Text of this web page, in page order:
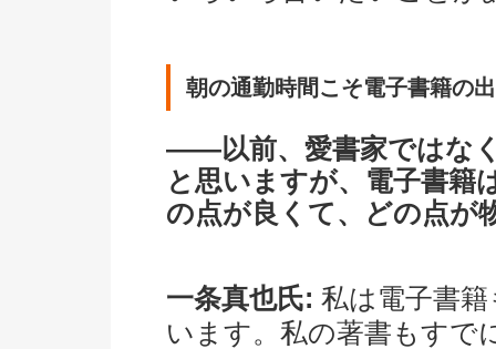
朝の通勤時間こそ電子書籍の
――以前、愛書家ではな
と思いますが、電子書籍
の点が良くて、どの点が
一条真也氏: 私は電子書
います。私の著書もすで